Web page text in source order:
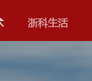
学院和专业